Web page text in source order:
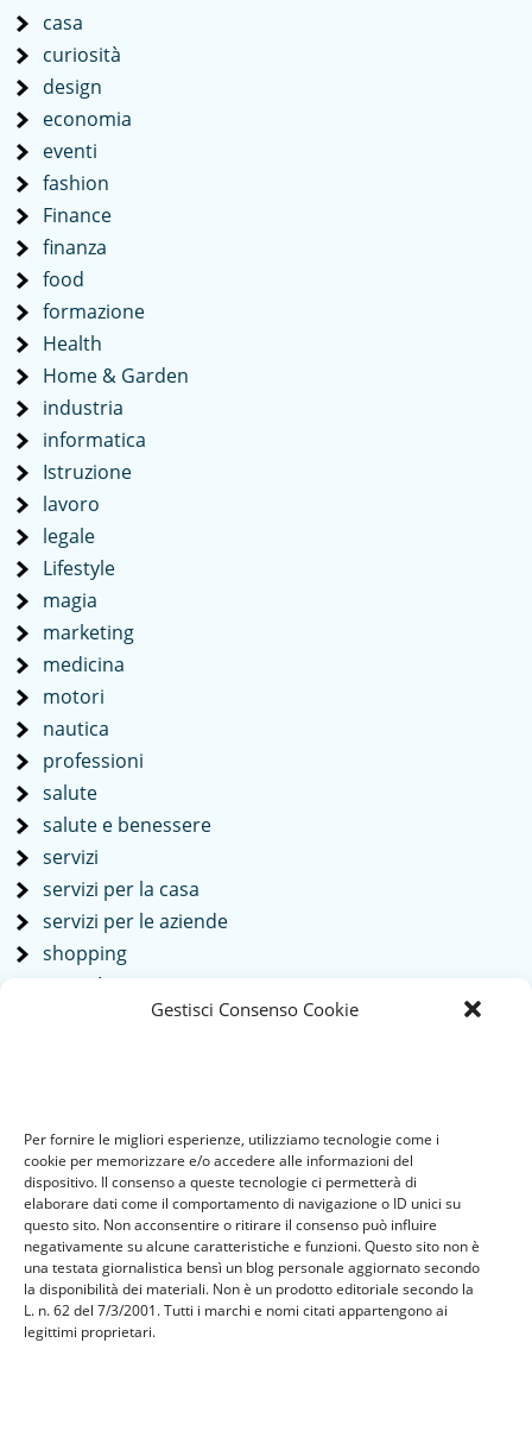
Gestisci Consenso Cookie
Per fornire le migliori esperienze, utilizziamo tecnologie come i
cookie per memorizzare e/o accedere alle informazioni del
dispositivo. Il consenso a queste tecnologie ci permetterà di
elaborare dati come il comportamento di navigazione o ID unici su
questo sito. Non acconsentire o ritirare il consenso può influire
negativamente su alcune caratteristiche e funzioni. Questo sito non è
una testata giornalistica bensì un blog personale aggiornato secondo
la disponibilità dei materiali. Non è un prodotto editoriale secondo la
L. n. 62 del 7/3/2001. Tutti i marchi e nomi citati appartengono ai
legittimi proprietari.
casa
curiosità
design
economia
eventi
fashion
Finance
finanza
food
formazione
Health
Home & Garden
industria
informatica
Istruzione
lavoro
legale
Lifestyle
magia
marketing
medicina
motori
nautica
professioni
salute
salute e benessere
servizi
servizi per la casa
servizi per le aziende
shopping
società
Uncategorized
viaggi
web
web marketing
wedding
Meta